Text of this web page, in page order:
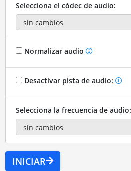
Selecciona el códec de audio:
Normalizar audio
Desactivar pista de audio:
Selecciona la frecuencia de audio:
INICIAR